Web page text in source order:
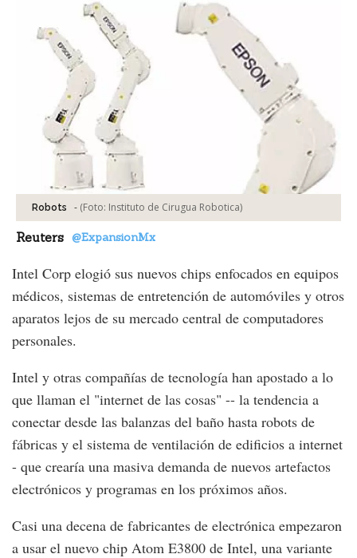
Robots - (Foto: Instituto de Cirugua Robotica)
Reuters @ExpansionMx
Intel Corp elogió sus nuevos chips enfocados en equipos
médicos, sistemas de entretención de automóviles y otros
aparatos lejos de su mercado central de computadores
personales.
Intel y otras compañías de tecnología han apostado a lo
que llaman el "internet de las cosas" -- la tendencia a
conectar desde las balanzas del baño hasta robots de
fábricas y el sistema de ventilación de edificios a internet
- que crearía una masiva demanda de nuevos artefactos
electrónicos y programas en los próximos años.
Casi una decena de fabricantes de electrónica empezaron
a usar el nuevo chip Atom E3800 de Intel, una variante